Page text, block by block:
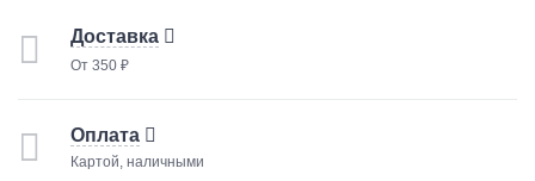
Доставка
От 350 ₽
Оплата
Картой, наличными